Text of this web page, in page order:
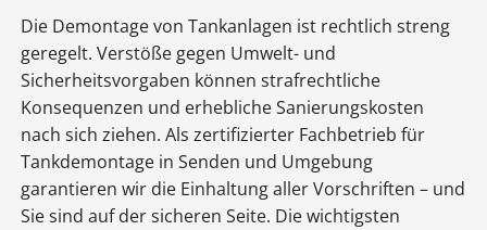
Die Demontage von Tankanlagen ist rechtlich streng
geregelt. Verstöße gegen Umwelt- und
Sicherheitsvorgaben können strafrechtliche
Konsequenzen und erhebliche Sanierungskosten
nach sich ziehen. Als zertifizierter Fachbetrieb für
Tankdemontage in Senden und Umgebung
garantieren wir die Einhaltung aller Vorschriften – und
Sie sind auf der sicheren Seite. Die wichtigsten